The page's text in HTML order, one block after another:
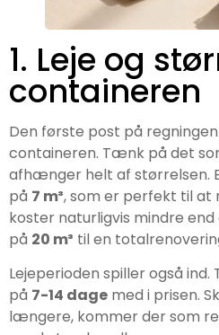
1. Leje og
containeren
Den første post på
containeren. Tænk på det
afhænger helt af størrelsen.
på 7 m³, som er perfekt til
koster naturligvis mindre
på 20 m³ til en
Lejeperioden spiller også
på 7-14 dage med i prisen.
længere, kommer der som